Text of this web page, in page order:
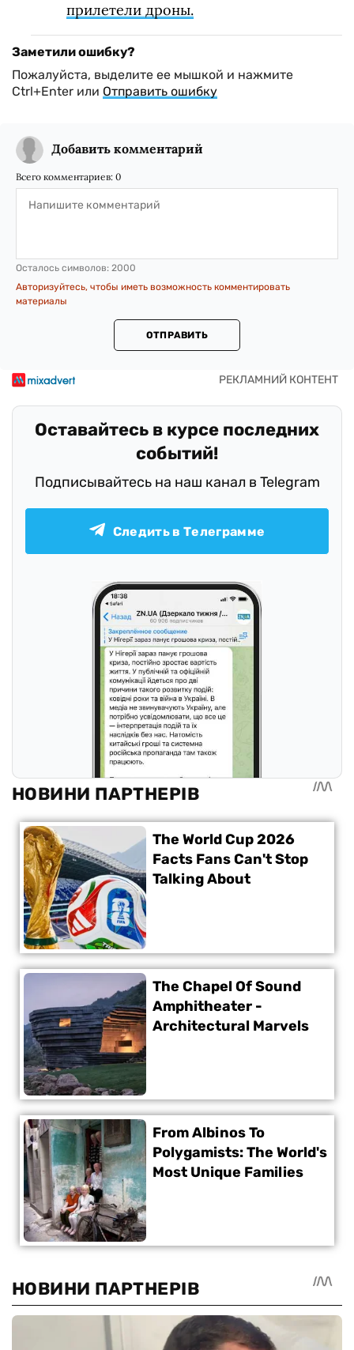
прилетели дроны.
Заметили ошибку?
Пожалуйста, выделите ее мышкой и нажмите
Ctrl+Enter или Отправить ошибку
Добавить комментарий
Всего комментариев: 0
Осталось символов: 2000
Авторизуйтесь, чтобы иметь возможность комментировать
материалы
ОТПРАВИТЬ
Оставайтесь в курсе последних
событий!
Подписывайтесь на наш канал в Telegram
Следить в Телеграмме